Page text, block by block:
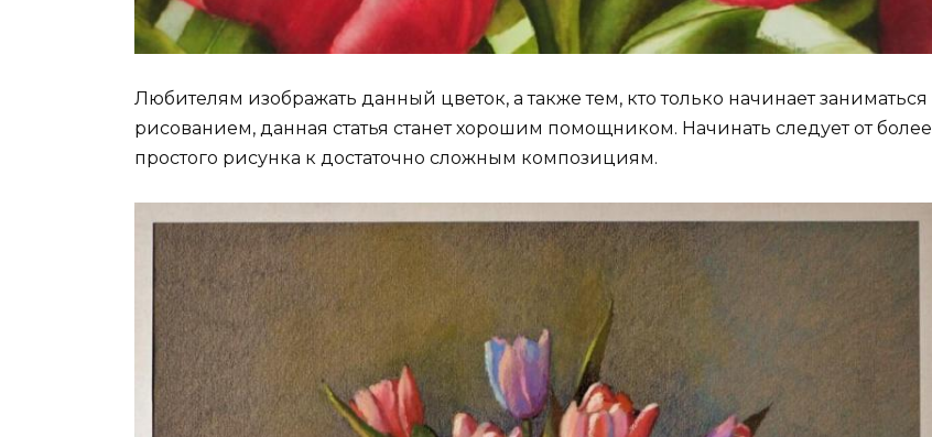
Любителям изображать данный цветок, а также тем, кто только начинает заниматься
рисованием, данная статья станет хорошим помощником. Начинать следует от более
простого рисунка к достаточно сложным композициям.